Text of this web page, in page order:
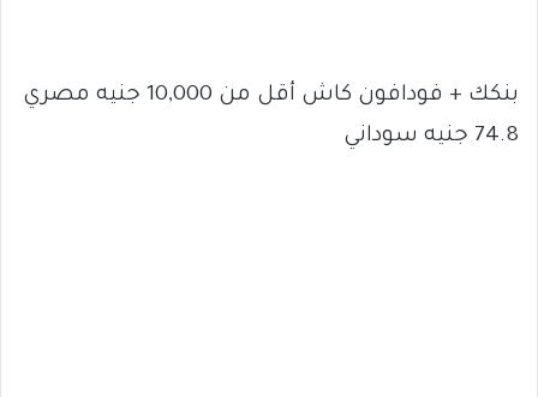
بنكك + فودافون كاش أقل من 10,000 جنيه مصري
74.8 جنيه سوداني